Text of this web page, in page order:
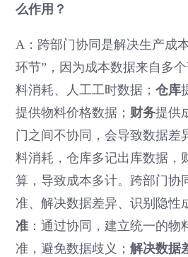
么作用？
A：跨部门协同是解决生产成
环节”，因为成本数据来自多
料消耗、人工工时数据；仓库
提供物料价格数据； 财务提供
门之间不协同，会导致数据差
料消耗，仓库多记出库数据，
算，导致成本多计。跨部门协
准、解决数据差异、识别隐性
准 ：通过协同，建立统一的
准，避免数据歧义；解决数据